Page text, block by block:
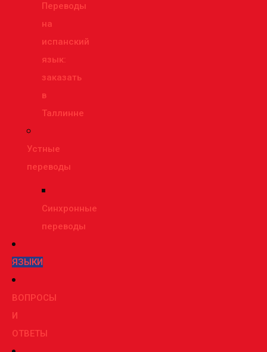
Переводы
на
испанский
язык:
заказать
в
Таллинне
Устные
переводы
Синхронные
переводы
ЯЗЫКИ
ВОПРОСЫ
И
ОТВЕТЫ